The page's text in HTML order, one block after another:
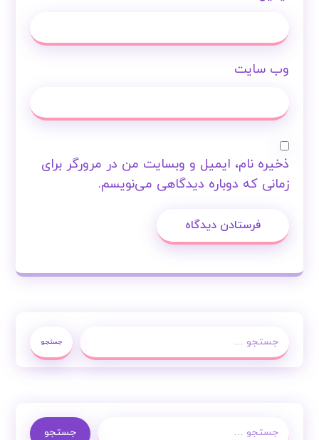
وب‌ سایت
ذخیره نام، ایمیل و وبسایت من در مرورگر برای
زمانی که دوباره دیدگاهی می‌نویسم.
فرستادن دیدگاه
جستجو
جستجو